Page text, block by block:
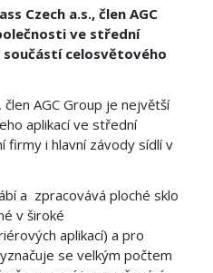
Czech a.s., člen AGC
ve střední
součástí celosvětového
člen AGC Group je největší
aplikací ve střední
firmy i hlavní závody sídlí v
a zpracovává ploché sklo
v široké
aplikací) a pro
se velkým počtem